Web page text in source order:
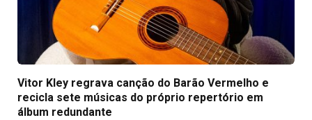
Vitor Kley regrava canção do Barão Vermelho e
recicla sete músicas do próprio repertório em
álbum redundante